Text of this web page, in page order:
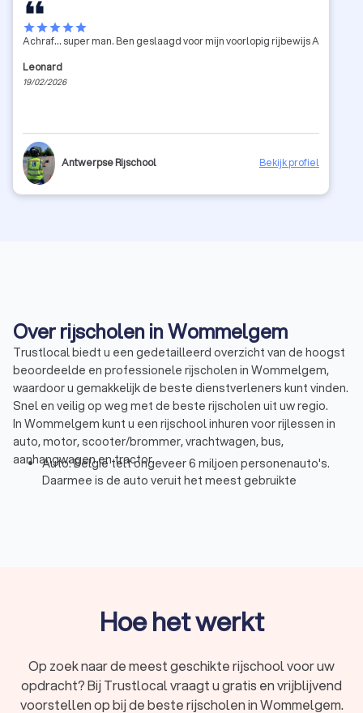
starstarstarstarstar
Achraf… super man. Ben geslaagd voor mijn voorlopig rijbewijs A
Leonard
19/02/2026
Antwerpse Rijschool Bekijk profiel
Over rijscholen in Wommelgem
Trustlocal biedt u een gedetailleerd overzicht van de hoogst
beoordeelde en professionele rijscholen in Wommelgem,
waardoor u gemakkelijk de beste dienstverleners kunt vinden.
Snel en veilig op weg met de beste rijscholen uit uw regio.
In Wommelgem kunt u een rijschool inhuren voor rijlessen in
auto, motor, scooter/brommer, vrachtwagen, bus,
aanhangwagen en tractor.
Auto: België telt ongeveer 6 miljoen personenauto's.
Daarmee is de auto veruit het meest gebruikte
het behalen van het rijbewijs. U kunt ook kiezen om te
leren rijden in een automaat, of het nu om persoonlijke
Motor: voor het motorrijbewijs is vaak iets meer training
nodig dan voor een auto, gewoonweg vanwege hoe
kwetsbaar een motorrijder is in het verkeer. Het is dus
Hoe het werkt
Op zoek naar de meest geschikte rijschool voor uw
opdracht? Bij Trustlocal vraagt u gratis en vrijblijvend
voorstellen op bij de beste rijscholen in Wommelgem.